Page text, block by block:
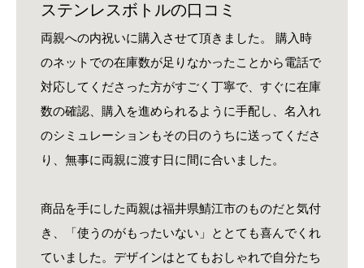
ステンレスボトルの口コミ
両親への内祝いに購入させて頂きました。 購入時
のネットでの在庫数が足りなかったことから電話で
対応してくださった方がすごく丁寧で、すぐに在庫
数の確認、購入を進められるように手配し、名入れ
のシミュレーションもその日のうちに送ってくださ
り、無事に両親に渡す日に間に合いました。
商品を手にした両親は福井県鯖江市のものだと気付
き、「使うのがもったいない」ととても喜んでくれ
ていました。デザインはとてもおしゃれで自分たち